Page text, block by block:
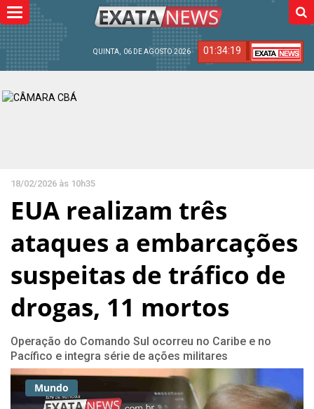
QUINTA, 06 DE AGOSTO 2026 01:34:20
Toggle
navigation
18/02/2026 às 10h35
EUA realizam três
ataques a embarcações
suspeitas de tráfico de
drogas, 11 mortos
Operação do Comando Sul ocorreu no Caribe e no
Pacífico e integra série de ações militares
Mundo